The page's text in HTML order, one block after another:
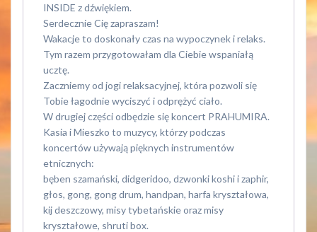
INSIDE z dźwiękiem.
Serdecznie Cię zapraszam!
Wakacje to doskonały czas na wypoczynek i relaks.
Tym razem przygotowałam dla Ciebie wspaniałą
ucztę.
Zaczniemy od jogi relaksacyjnej, która pozwoli się
Tobie łagodnie wyciszyć i odprężyć ciało.
W drugiej części odbędzie się koncert PRAHUMIRA.
Kasia i Mieszko to muzycy, którzy podczas
koncertów używają pięknych instrumentów
etnicznych:
bęben szamański, didgeridoo, dzwonki koshi i zaphir,
głos, gong, gong drum, handpan, harfa kryształowa,
kij deszczowy, misy tybetańskie oraz misy
kryształowe, shruti box.